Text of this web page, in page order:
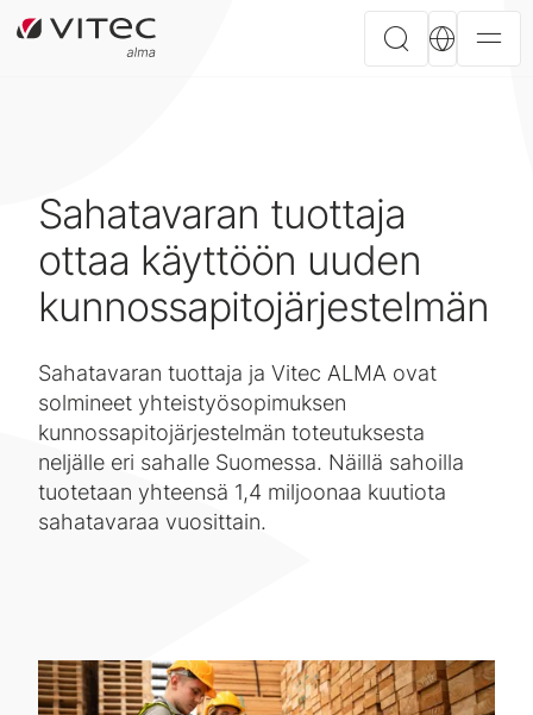
Sahatavaran tuottaja
ottaa käyttöön uuden
kunnossapitojärjestelmän
Sahatavaran tuottaja ja Vitec ALMA ovat
solmineet yhteistyösopimuksen
kunnossapitojärjestelmän toteutuksesta
neljälle eri sahalle Suomessa. Näillä sahoilla
tuotetaan yhteensä 1,4 miljoonaa kuutiota
sahatavaraa vuosittain.